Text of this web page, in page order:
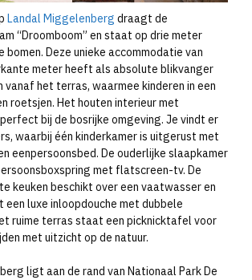
Landal Miggelenberg draagt de
“Droomboom” en staat op drie meter
bomen. Deze unieke accommodatie van
meter heeft als absolute blikvanger
vanaf het terras, waarmee kinderen in een
roetsjen. Het houten interieur met
bij de bosrijke omgeving. Je vindt er
waarbij één kinderkamer is uitgerust met
eenpersoonsbed. De ouderlijke slaapkamer
met flatscreen-tv. De
keuken beschikt over een vaatwasser en
luxe inloopdouche met dubbele
ruime terras staat een picknicktafel voor
met uitzicht op de natuur.
ligt aan de rand van Nationaal Park De